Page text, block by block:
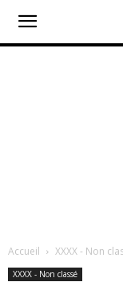
Accueil XXXX - Non
XXXX - Non classé